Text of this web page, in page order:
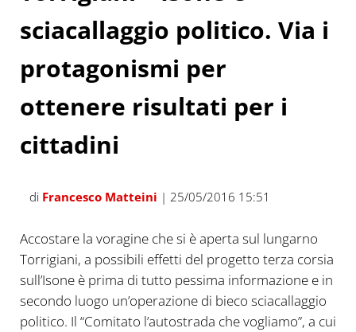
sciacallaggio politico. Via i
protagonismi per
ottenere risultati per i
cittadini
di Francesco Matteini | 25/05/2016 15:51
Accostare la voragine che si è aperta sul lungarno
Torrigiani, a possibili effetti del progetto terza corsia
sull’Isone è prima di tutto pessima informazione e in
secondo luogo un’operazione di bieco sciacallaggio
politico. Il “Comitato l’autostrada che vogliamo”, a cui